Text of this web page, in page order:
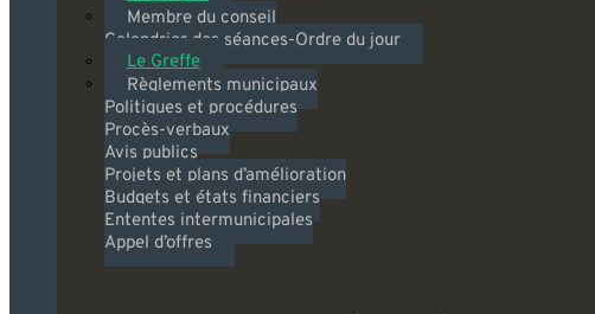
Membre du conseil
Calendrier des séances-Ordre du jour
Le Greffe
Règlements municipaux
Politiques et procédures
Procès-verbaux
Avis publics
Projets et plans d’amélioration
Budgets et états financiers
Ententes intermunicipales
Appel d’offres